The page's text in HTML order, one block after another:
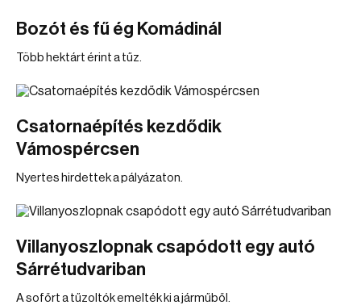
Bozót és fű ég Komádinál
Több hektárt érint a tűz.
Csatornaépítés kezdődik
Vámospércsen
Nyertes hirdettek a pályázaton.
Villanyoszlopnak csapódott egy autó
Sárrétudvariban
A sofőrt a tűzoltók emelték ki a járműből.